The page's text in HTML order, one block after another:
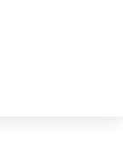
Ekosistem